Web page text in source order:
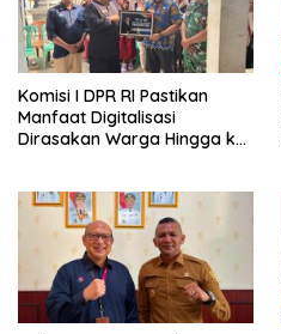
Komisi I DPR RI Pastikan
Manfaat Digitalisasi
Dirasakan Warga Hingga ke